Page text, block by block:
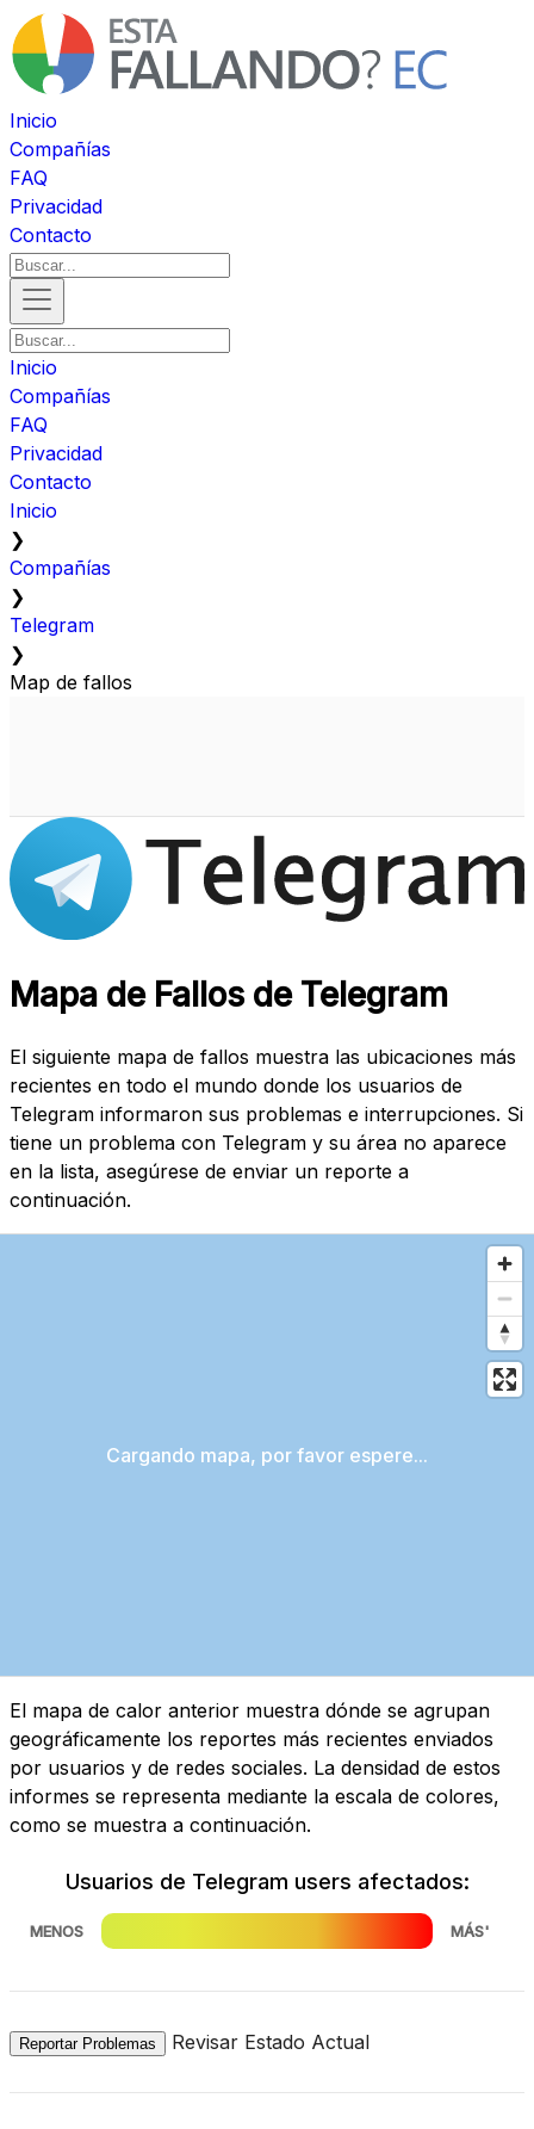
Inicio
Compañías
FAQ
Privacidad
Contacto
Inicio
Compañías
FAQ
Privacidad
Contacto
Inicio
❯
Compañías
❯
Telegram
❯
Map de fallos
Mapa de Fallos de Telegram
El siguiente mapa de fallos muestra las ubicaciones más
recientes en todo el mundo donde los usuarios de
Telegram informaron sus problemas e interrupciones. Si
tiene un problema con Telegram y su área no aparece
en la lista, asegúrese de enviar un reporte a
continuación.
Cargando mapa, por favor espere...
El mapa de calor anterior muestra dónde se agrupan
geográficamente los reportes más recientes enviados
por usuarios y de redes sociales. La densidad de estos
informes se representa mediante la escala de colores,
como se muestra a continuación.
Usuarios de Telegram users afectados:
MENOS MÁS'
Reportar Problemas Revisar Estado Actual